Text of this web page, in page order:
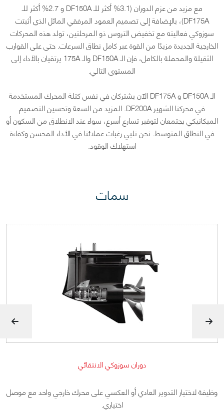
مع مزيد من عزم الدوران (3.1% أكثر للـ DF150A و 2.7% أكثر للـ
DF175A)، بالإضافة إلى تصميم العمود المرفقي المائل الذي أثبتت
سوزوكي فعاليته مع تخفيض التروس ذو المرحلتين، تولد هذه المحركات
الخارجية الجديدة مزيدًا من القوة عبر كامل نطاق السرعات. حتى على القوارب
الثقيلة والمحملة بالكامل، فإن الـ DF150A والـ 175A يرتقيان بالأداء إلى
المستوى التالي.
الـ DF150A و DF175A الآن يشتركان في نفس كتلة المحرك المستخدمة
في محركنا الشهير DF200A. المزيد من السعة وتحسين التصميم
الميكانيكي يجتمعان لتوفير تسارع أسرع، سواء عند الانطلاق من السكون أو
في النطاق المتوسط. نحن نلبي رغبات عملائنا في الأداء المحسن وكفاءة
استهلاك الوقود.
سمات
دوران سوزوكي الانتقائي
وظيفة لاختيار التدوير العادي أو العكسي على محرك خارجي واحد مع موصل
اختياري.